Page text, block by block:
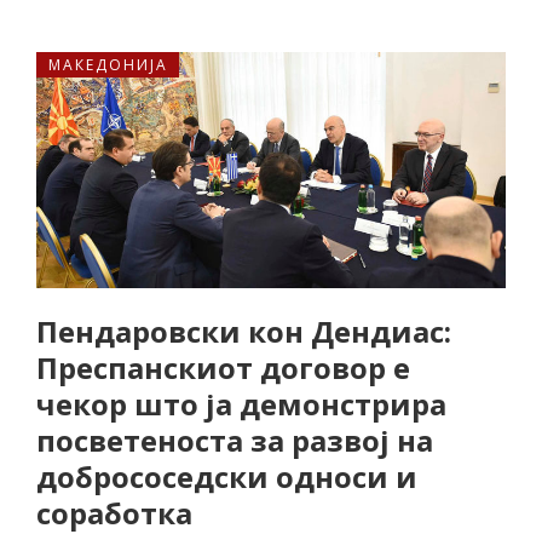
МАКЕДОНИЈА
Пендаровски кон Дендиас:
Преспанскиот договор е
чекор што ја демонстрира
посветеноста за развој на
добрососедски односи и
соработка